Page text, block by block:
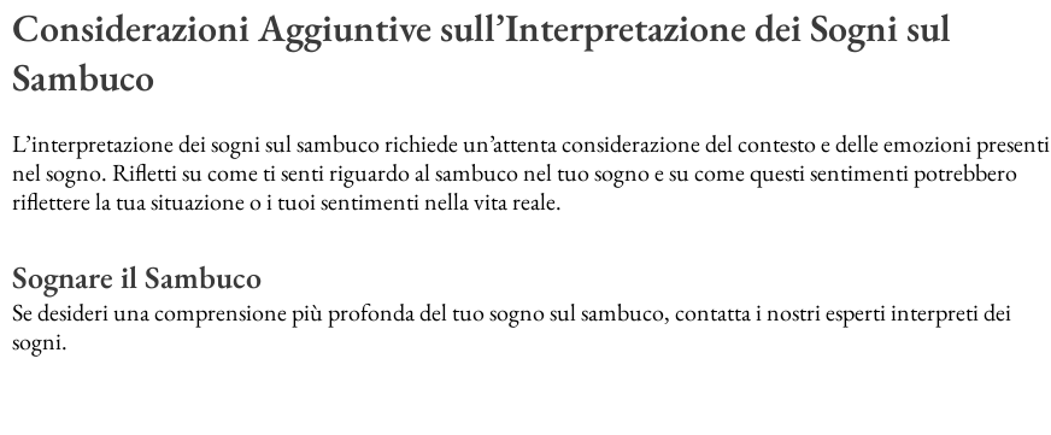
Considerazioni Aggiuntive sull’Interpretazione dei Sogni sul
Sambuco
L’interpretazione dei sogni sul sambuco richiede un’attenta considerazione del contesto e delle emozioni presenti
nel sogno. Rifletti su come ti senti riguardo al sambuco nel tuo sogno e su come questi sentimenti potrebbero
riflettere la tua situazione o i tuoi sentimenti nella vita reale.
Sognare il Sambuco
Se desideri una comprensione più profonda del tuo sogno sul sambuco, contatta i nostri esperti interpreti dei
sogni.